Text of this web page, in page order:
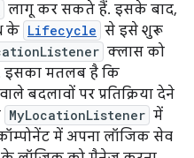
लागू कर सकते हैं. इसके बाद,
के Lifecycle से इसे शुरू
क्लास को
इसका मतलब है कि
बदलावों पर प्रतिक्रिया देने
MyLocationListener में
में अपना लॉजिक सेव